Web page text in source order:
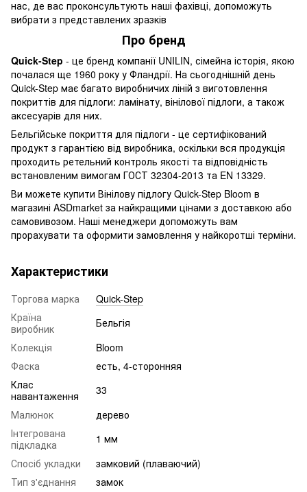
нас, де вас проконсультують наші фахівці, допоможуть
вибрати з представлених зразків
Про бренд
Quick-Step - це бренд компанії UNILIN, сімейна історія, якою
почалася ще 1960 року у Фландрії. На сьогоднішній день
Quick-Step має багато виробничих ліній з виготовлення
покриттів для підлоги: ламінату, вінілової підлоги, а також
аксесуарів для них.
Бельгійське покриття для підлоги - це сертифікований
продукт з гарантією від виробника, оскільки вся продукція
проходить ретельний контроль якості та відповідність
встановленим вимогам ГОСТ 32304-2013 та EN 13329.
Ви можете купити Вінілову підлогу Quick-Step Bloom в
магазині ASDmarket за найкращими цінами з доставкою або
самовивозом. Наші менеджери допоможуть вам
прорахувати та оформити замовлення у найкоротші терміни.
Характеристики
Торгова марка
Quick-Step
Країна
виробник
Бельгія
Колекція
Bloom
Фаска
есть, 4-сторонняя
Клас
навантаження
33
Малюнок
дерево
Інтегрована
підкладка
1 мм
Спосіб укладки
замковий (плаваючий)
Тип з'єднання
замок